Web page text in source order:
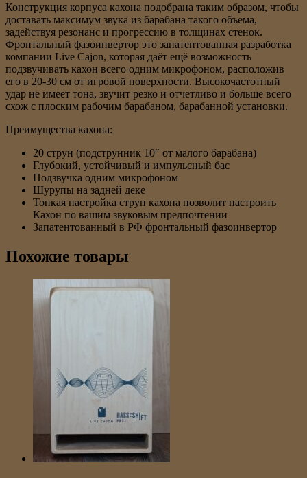
Конструкция корпуса кахона подобрана таким образом, чтобы
доставать максимум звука из барабана такого объема,
задействуя резонанс и прогрессию в толщинах стенок.
Фронтальный фазоинвертор это запатентованная разработка
компании Live Cajon, которая даёт ещё возможность
подзвучивать кахон всего одним микрофоном, расположив
его в 20-30 см от игровой поверхности. Высокочастотный
удар не имеет тона, звучит резко и отчетливо и больше всего
схож с плоским рабочим барабаном, барабанной установки.
Преимущества кахона:
20 струн (подструнник 10″ от малого барабана)
Глубокий, устойчивый и импульсный бас
Подзвучка одним микрофоном
Шурупы на задней деке
Тонкая настройка струн кахона позволит настроить
Кахон по вашим звуковым предпочтении
Запатентованный в РФ фронтальный фазоинвертор
Похожие товары